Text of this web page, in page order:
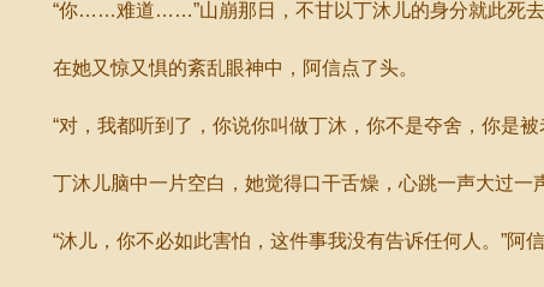
“你……难道……”山崩那日，不甘以丁沐儿的身分就此死去
在她又惊又惧的紊乱眼神中，阿信点了头。
“对，我都听到了，你说你叫做丁沐，你不是夺舍，你是被
丁沐儿脑中一片空白，她觉得口干舌燥，心跳一声大过一
“沐儿，你不必如此害怕，这件事我没有告诉任何人。”阿